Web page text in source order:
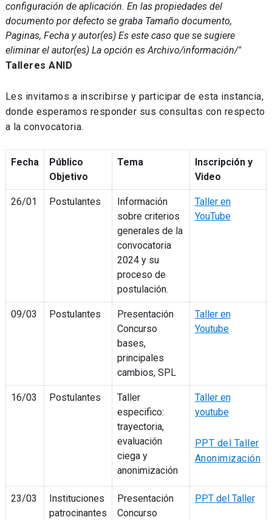
configuración de aplicación. En las propiedades del
documento por defecto se graba Tamaño documento,
Paginas, Fecha y autor(es) Es este caso que se sugiere
eliminar el autor(es) La opción es Archivo/información/"
Talleres ANID
Les invitamos a inscribirse y participar de esta instancia,
donde esperamos responder sus consultas con respecto
a la convocatoria.
Fecha
Público
Objetivo
Tema
Inscripción y
Video
26/01 Postulantes
Información
sobre criterios
generales de la
convocatoria
2024 y su
proceso de
postulación.
Taller en
YouTube
09/03 Postulantes
Presentación
Concurso
bases,
principales
cambios, SPL
Taller en
Youtube
16/03 Postulantes
Taller
especifico:
trayectoria,
evaluación
ciega y
anonimización
Taller en
youtube
PPT del Taller
Anonimización
23/03
Instituciones
patrocinantes
Presentación
Concurso
PPT del Taller